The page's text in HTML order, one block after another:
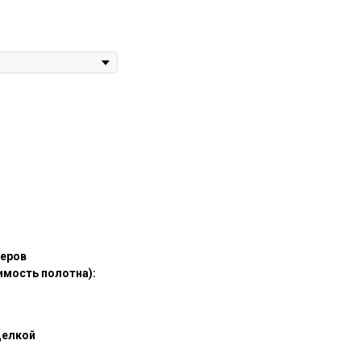
полотна):